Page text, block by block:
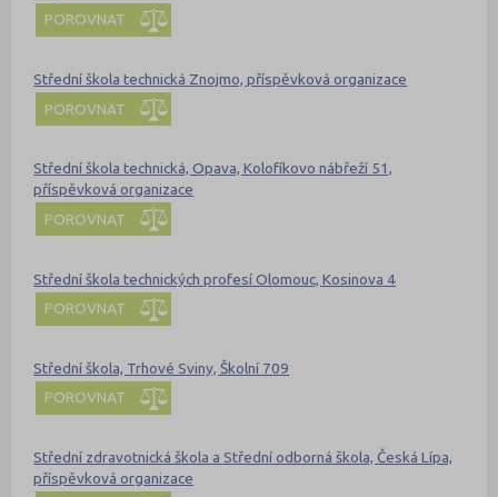
POROVNAT
Střední škola technická Znojmo, příspěvková organizace
POROVNAT
Střední škola technická, Opava, Kolofíkovo nábřeží 51,
příspěvková organizace
POROVNAT
Střední škola technických profesí Olomouc, Kosinova 4
POROVNAT
Střední škola, Trhové Sviny, Školní 709
POROVNAT
Střední zdravotnická škola a Střední odborná škola, Česká Lípa,
příspěvková organizace